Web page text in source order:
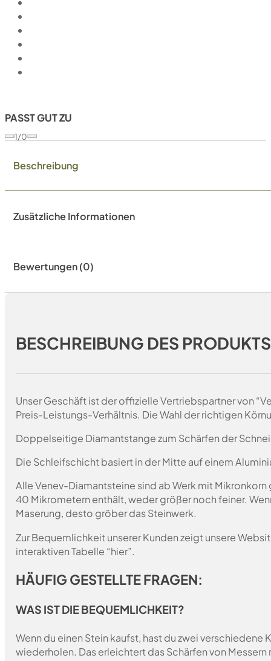
PASST GUT ZU
1/0
Beschreibung
Zusätzliche Informationen
Bewertungen (0)
BESCHREIBUNG DES PRODUKTS
Unser Geschäft ist der offizielle Vertriebspartner von
Preis-Leistungs-Verhältnis. Die Wahl der richtigen
Doppelseitige Diamantstange zum Schärfen der
Die Schleifschicht basiert in der Mitte auf einem
Alle Venev-Diamantsteine sind ab Werk mit
40 Mikrometern enthält, weder größer noch feiner.
Maserung, desto gröber das Steinwerk.
Zur Bequemlichkeit unserer Kunden zeigt unsere
interaktiven Tabelle “hier”.
HÄUFIG GESTELLTE FRAGEN:
WAS IST DIE BEQUEMLICHKEIT?
Wenn du einen Stein kaufst, hast du zwei
wiederholen. Das erleichtert das Schärfen von